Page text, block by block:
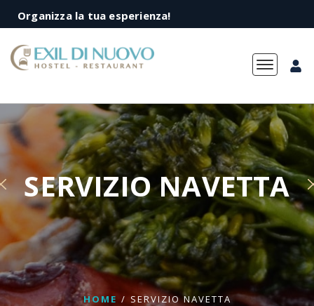
Organizza la tua esperienza!
Toggle
SERVIZIO NAVETTA
HOME / SERVIZIO NAVETTA